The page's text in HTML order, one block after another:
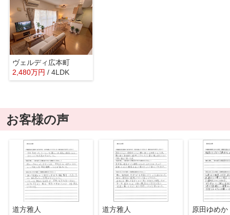
ヴェルディ広本町
2,480万円 / 4LDK
お客様の声
道方雅人 道方雅人 原田ゆめか